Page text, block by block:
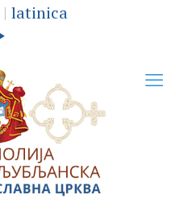
| latinica